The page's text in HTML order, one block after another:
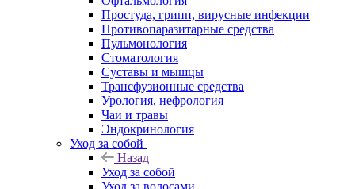
Простуда, грипп, вирусные инфекции
Противопаразитарные средства
Пульмонология
Стоматология
Суставы и мышцы
Трансфузионные средства
Урология, нефрология
Чаи и травы
Эндокринология
Уход за собой
Назад
Уход за собой
Уход за волосами